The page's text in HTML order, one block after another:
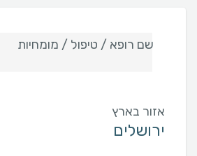
שם רופא / טיפול / מומחיות
אזור בארץ